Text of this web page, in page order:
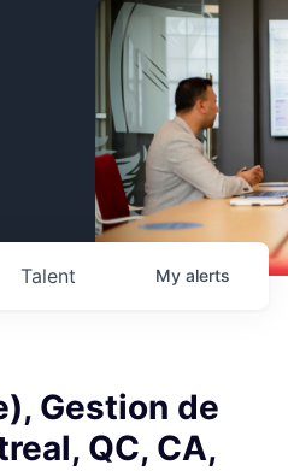
Talent My alerts
Gestion de
QC, CA,